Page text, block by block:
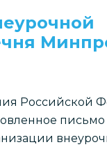
Российской